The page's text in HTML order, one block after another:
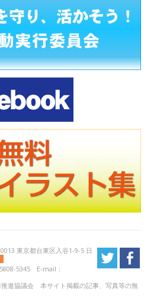
東京都台東区入谷1-9-5 日
5345 E-mail：
進協議会 本サイト掲載の記事、写真等の無